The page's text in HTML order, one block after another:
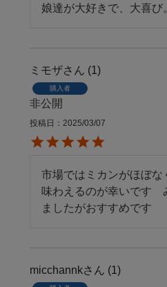
娘達が大好きで、大喜び
ミモザ 1
購入者
非公開
投稿日 2025/03/07
市場ではミカンがほぼな
味わえるのが幸いです　
ましたがおすすめです
micchannk 1